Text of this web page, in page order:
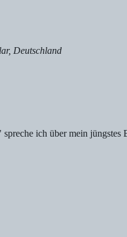
Deutschland
ich über mein jüngstes